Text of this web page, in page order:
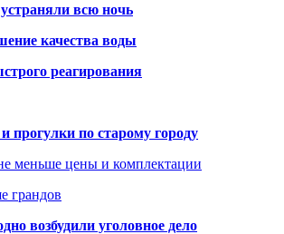
всю ночь
качества воды
реагирования
прогулки по старому городу
меньше цены и комплектации
грандов
возбудили уголовное дело